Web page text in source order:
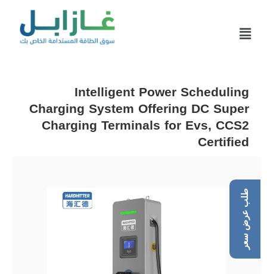
Intelligent Power Scheduling
Charging System Offering DC Super
Charging Terminals for Evs, CCS2
Certified
طلب عرض سعر